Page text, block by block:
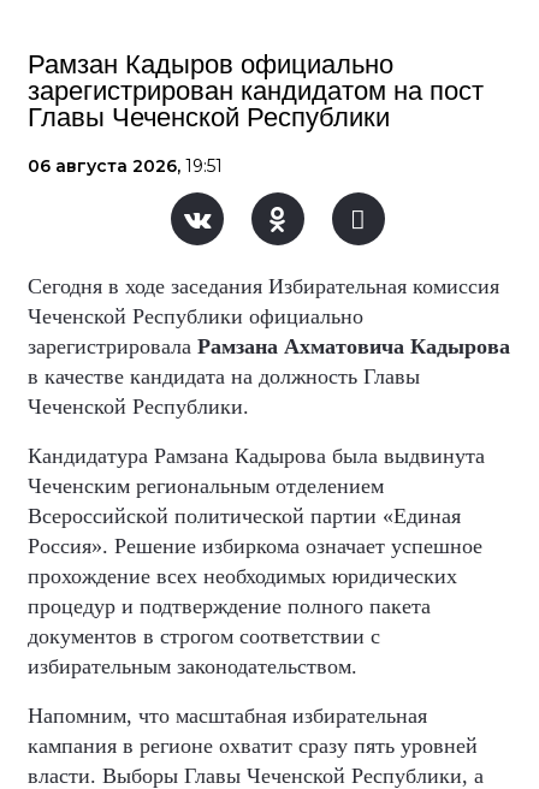
Рамзан Кадыров официально
зарегистрирован кандидатом на пост
Главы Чеченской Республики
06 августа 2026, 19:51
Сегодня в ходе заседания Избирательная комиссия
Чеченской Республики официально
зарегистрировала Рамзана Ахматовича Кадырова
в качестве кандидата на должность Главы
Чеченской Республики.
Кандидатура Рамзана Кадырова была выдвинута
Чеченским региональным отделением
Всероссийской политической партии «Единая
Россия». Решение избиркома означает успешное
прохождение всех необходимых юридических
процедур и подтверждение полного пакета
документов в строгом соответствии с
избирательным законодательством.
Напомним, что масштабная избирательная
кампания в регионе охватит сразу пять уровней
власти. Выборы Главы Чеченской Республики, а